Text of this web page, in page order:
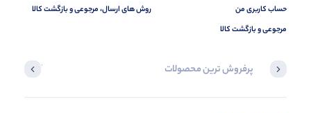
حساب کاربری من
مرجوعی و بازگشت کالا
روش های ارسال، مرجوعی و بازگشت کالا
پرفروش ترین محصولات آخرین